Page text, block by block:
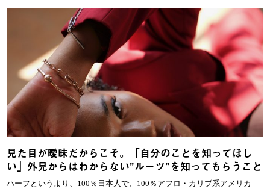
見た目が曖昧だからこそ。「自分のことを知ってほし
い」外見からはわからない”ルーツ”を知ってもらうこと
ハーフというより、100％日本人で、100％アフロ・カリブ系アメリカ